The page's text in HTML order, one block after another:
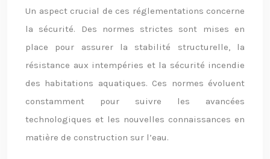
Un aspect crucial de ces réglementations concerne
la sécurité. Des normes strictes sont mises en
place pour assurer la stabilité structurelle, la
résistance aux intempéries et la sécurité incendie
des habitations aquatiques. Ces normes évoluent
constamment pour suivre les avancées
technologiques et les nouvelles connaissances en
matière de construction sur l’eau.